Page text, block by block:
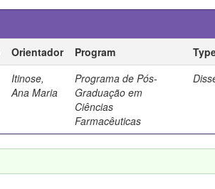
Orientador Program
Itinose,
Ana Maria
Programa de Pós-
Graduação em
Ciências
Farmacêuticas